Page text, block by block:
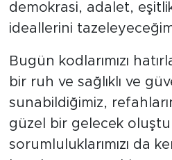
demokrasi, adalet,
ideallerini
Bugün kodlarımızı
bir ruh ve sağlıklı ve
sunabildiğimiz,
güzel bir gelecek
sorumluluklarımızı da